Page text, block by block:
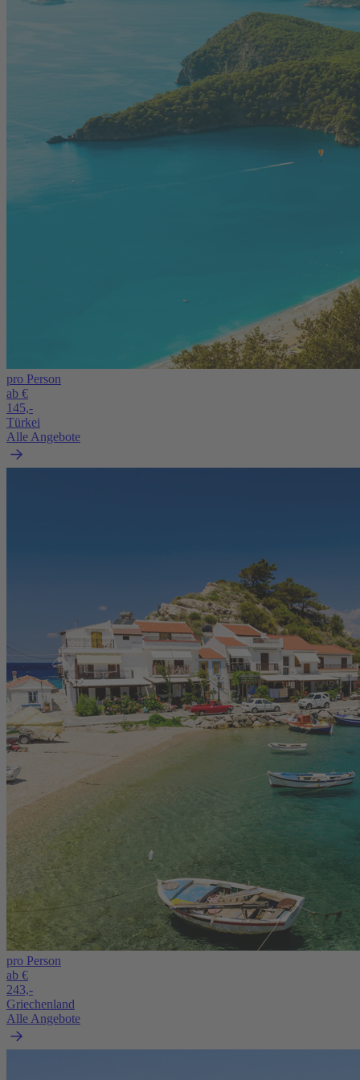
pro Person
ab €
145,-
Türkei
Alle Angebote
pro Person
ab €
243,-
Griechenland
Alle Angebote